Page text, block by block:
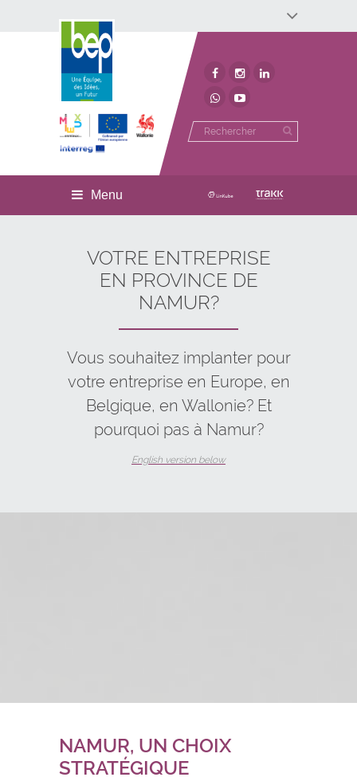
Développement économique
Développement territorial
Menu
VOTRE ENTREPRISE
EN PROVINCE DE
NAMUR?
Vous souhaitez implanter pour
votre entreprise en Europe, en
Belgique, en Wallonie? Et
pourquoi pas à Namur?
English version below
NAMUR, UN CHOIX
STRATÉGIQUE